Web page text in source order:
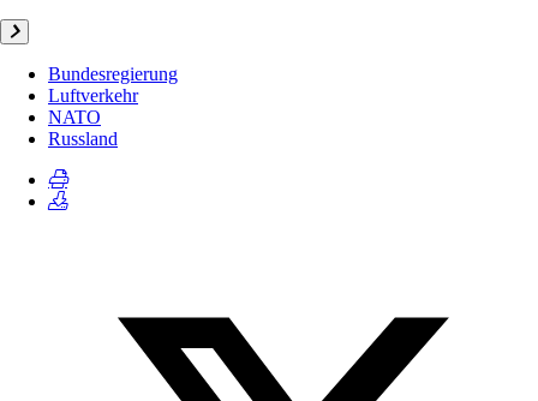
Bundesregierung
Luftverkehr
NATO
Russland